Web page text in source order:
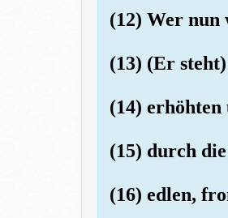
(12) Wer nun
(13) (Er
(14)
(15) durch
(16) edlen,